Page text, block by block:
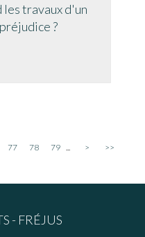
les travaux d'un
?
77 78 79 > >>
- FRÉJUS